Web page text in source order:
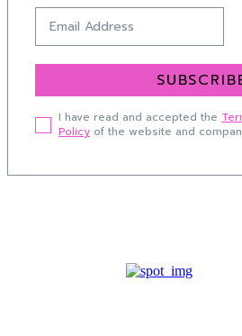
I have read and accepted the
Policy of the website and